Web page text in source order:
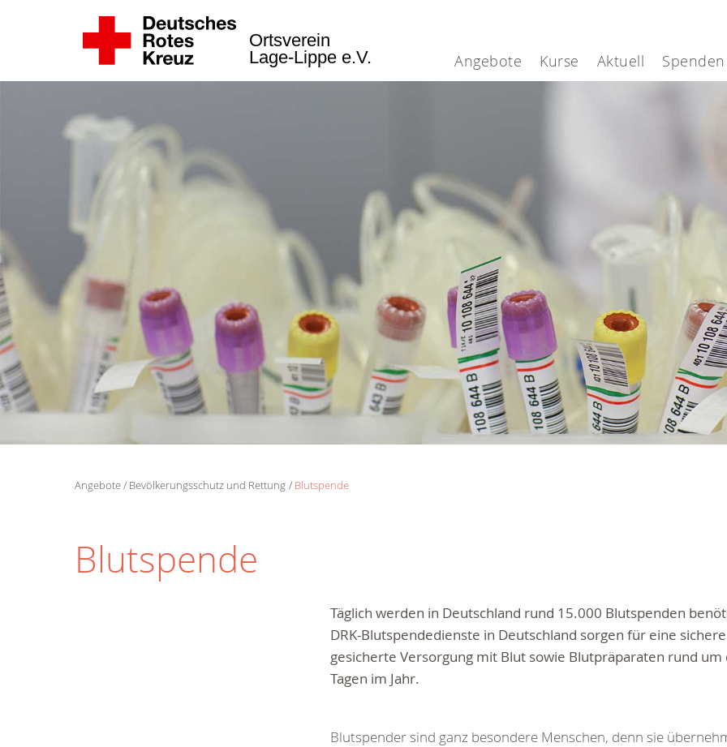
Angebote Kurse Aktuell Spenden
Ortsverein
Lage-Lippe e.V.
Angebote Bevölkerungsschutz und Rettung Blutspende
Blutspende
Täglich werden in Deutschland rund 15.000 Blutspenden
DRK-Blutspendedienste in Deutschland sorgen für eine
gesicherte Versorgung mit Blut sowie Blutpräparaten rund um
Tagen im Jahr.
Blutspender sind ganz besondere Menschen, denn sie